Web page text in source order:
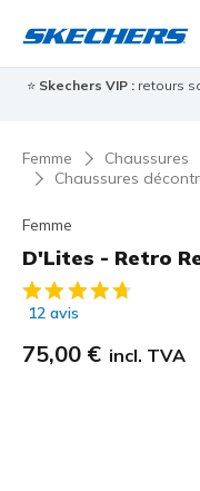
⭐ Skechers VIP : retours
Femme Chaussures
Chaussures
Femme
D'Lites - Retro
Évaluation client 3,7
12 avis
75,00 € incl. TVA